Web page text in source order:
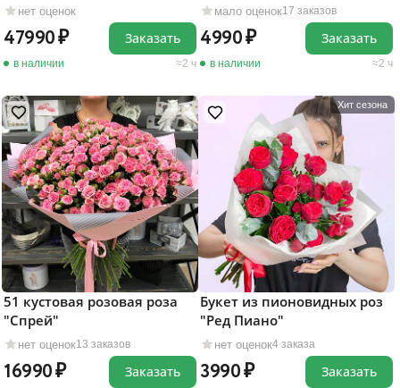
нет оценок
47990
в наличии 2 ч
Заказать
мало оценок17 заказов
4990
в наличии 2 ч
Заказать
нет оценок13 заказов
51 кустовая розовая роза
"Cпрей"
16990 Заказать
Хит сезона
нет оценок4 заказа
Букет из пионовидных роз
"Ред Пиано"
3990 Заказать